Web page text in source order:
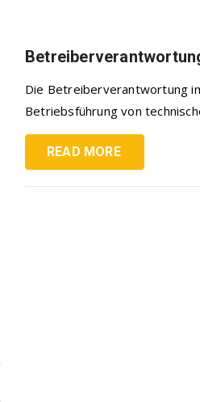
Die Betreiberverantwortung
Betriebsführung von
READ MORE